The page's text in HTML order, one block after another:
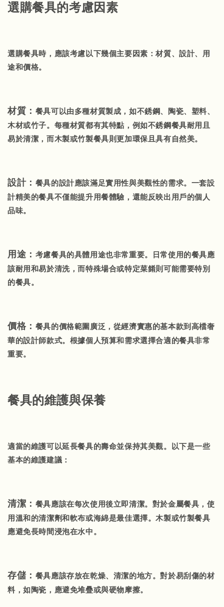
選購餐具的考慮因素
選購餐具時，應該考慮以下幾個主要因素：材質、設計、用
途和價格。
材質： 餐具可以由多種材質製成，如不銹鋼、陶瓷、塑料、
木材或竹子。每種材質都有其特點，例如不銹鋼餐具耐用且
易於清潔，而木製或竹製餐具則更加環保且具有自然美。
設計： 餐具的設計應該滿足實用性與美觀性的需求。一套設
計精美的餐具不僅能提升用餐體驗，還能反映出用戶的個人
品味。
用途： 考慮餐具的具體用途也非常重要。日常使用的餐具應
該耐用和易於清洗，而特殊場合或特定菜餚則可能需要特別
的餐具。
價格： 餐具的價格範圍廣泛，從經濟實惠的基本款到高檔奢
華的設計師款式。根據個人預算和需求選擇合適的餐具非常
重要。
餐具的維護與保養
適當的維護可以延長餐具的壽命並保持其美觀。以下是一些
基本的維護建議：
清潔： 餐具應該在每次使用後立即清潔。對於金屬餐具，使
用溫和的清潔劑和軟布或海綿是最佳選擇。木製或竹製餐具
應避免長時間浸泡在水中。
存儲： 餐具應該存放在乾燥、清潔的地方。對於易刮傷的材
料，如陶瓷，應避免堆疊或與硬物摩擦。